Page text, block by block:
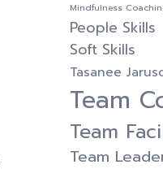
Mindfulness
People Skills
Soft Skills
Tasanee
Team
Team
Team